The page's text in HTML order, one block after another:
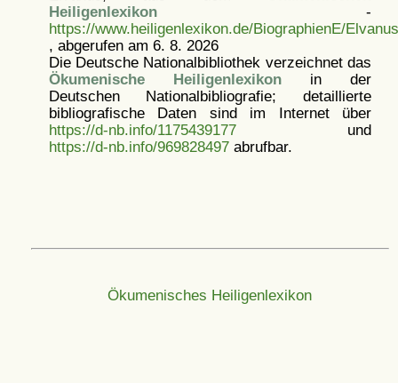
Heiligenlexikon-
https://www.heiligenlexikon.de/BiographienE/
, abgerufen am 6. 8. 2026
Die Deutsche Nationalbibliothek verzeichnet das
Ökumenische Heiligenlexikonin der
Deutschen Nationalbibliografie; detaillierte
bibliografische Daten sind im Internet über
https://d-nb.info/1175439177und
https://d-nb.info/969828497abrufbar.
Ökumenisches Heiligenlexikon